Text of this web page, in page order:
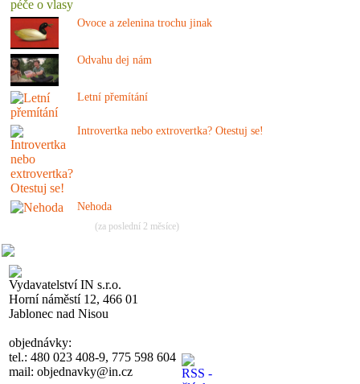
Ovoce a zelenina trochu jinak
Odvahu dej nám
Letní přemítání
Introvertka nebo extrovertka? Otestuj se!
Nehoda
(za poslední 2 měsíce)
Vydavatelství IN s.r.o.
Horní náměstí 12, 466 01
Jablonec nad Nisou
objednávky:
tel.: 480 023 408-9, 775 598 604
mail: objednavky@in.cz